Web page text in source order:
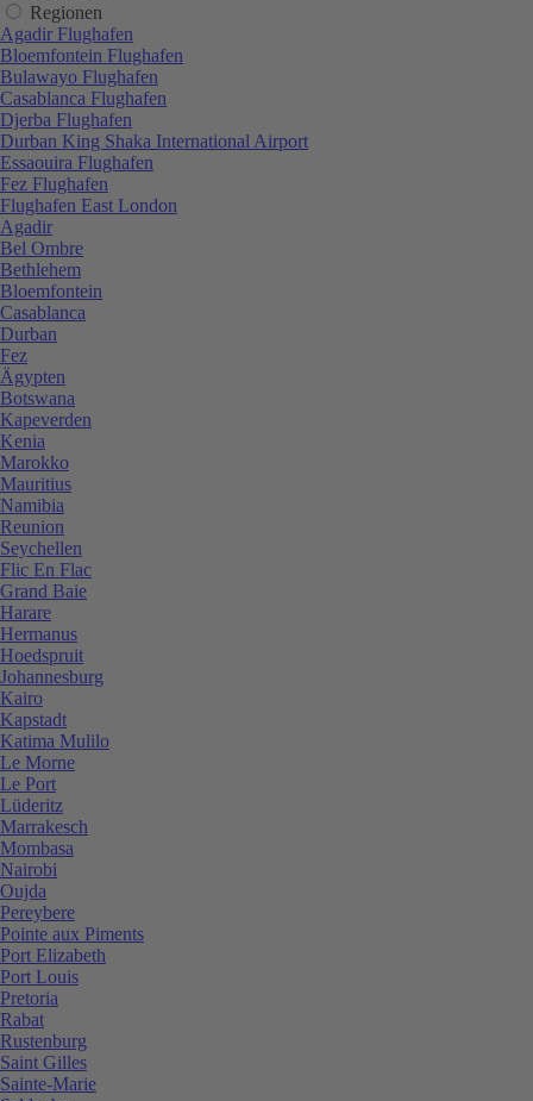
Regionen
Agadir Flughafen
Bloemfontein Flughafen
Bulawayo Flughafen
Casablanca Flughafen
Djerba Flughafen
Durban King Shaka International Airport
Essaouira Flughafen
Fez Flughafen
Flughafen East London
Agadir
Bel Ombre
Bethlehem
Bloemfontein
Casablanca
Durban
Fez
Ägypten
Botswana
Kapeverden
Kenia
Marokko
Mauritius
Namibia
Reunion
Seychellen
Flic En Flac
Grand Baie
Harare
Hermanus
Hoedspruit
Johannesburg
Kairo
Kapstadt
Katima Mulilo
Le Morne
Le Port
Lüderitz
Marrakesch
Mombasa
Nairobi
Oujda
Pereybere
Pointe aux Piments
Port Elizabeth
Port Louis
Pretoria
Rabat
Rustenburg
Saint Gilles
Sainte-Marie